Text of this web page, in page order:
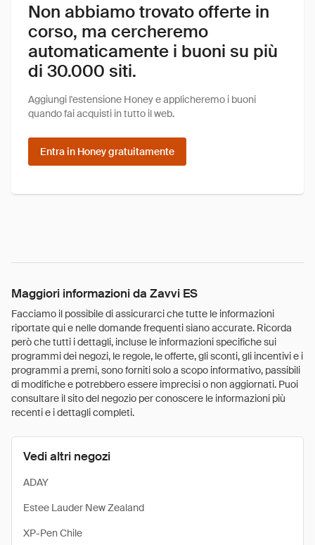
Non abbiamo trovato offerte in
corso, ma cercheremo
automaticamente i buoni su più
di 30.000 siti.
Aggiungi l'estensione Honey e applicheremo i buoni
quando fai acquisti in tutto il web.
Entra in Honey gratuitamente
Maggiori informazioni da Zavvi ES
Facciamo il possibile di assicurarci che tutte le informazioni
riportate qui e nelle domande frequenti siano accurate. Ricorda
però che tutti i dettagli, incluse le informazioni specifiche sui
programmi dei negozi, le regole, le offerte, gli sconti, gli incentivi e i
programmi a premi, sono forniti solo a scopo informativo, passibili
di modifiche e potrebbero essere imprecisi o non aggiornati. Puoi
consultare il sito del negozio per conoscere le informazioni più
recenti e i dettagli completi.
Vedi altri negozi
ADAY
Estee Lauder New Zealand
XP-Pen Chile